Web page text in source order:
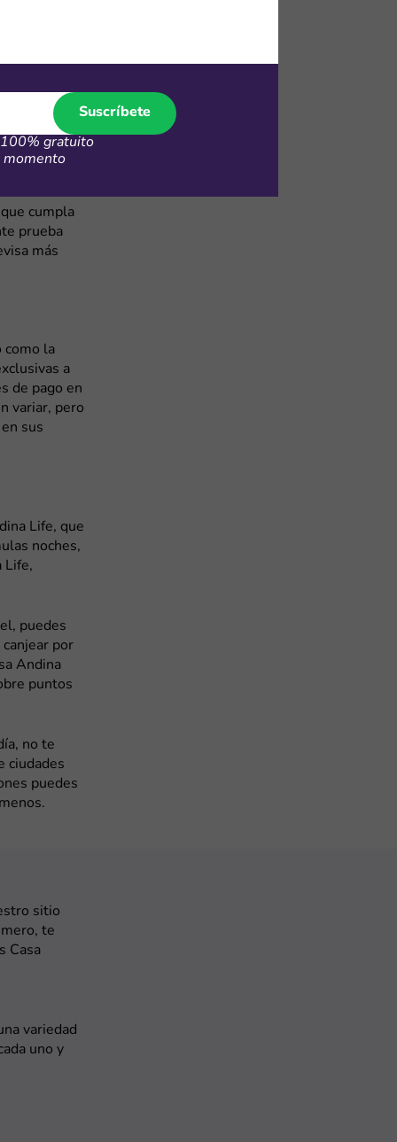
justo
para
copiar
cumpla
prueba
más
como la
a
de pago en
variar, pero
sus
Life, que
noches,
Life,
puedes
por
Andina
puntos
no te
ciudades
puedes
sitio
te
Casa
variedad
uno y
Suscríbete
100% gratuito
momento